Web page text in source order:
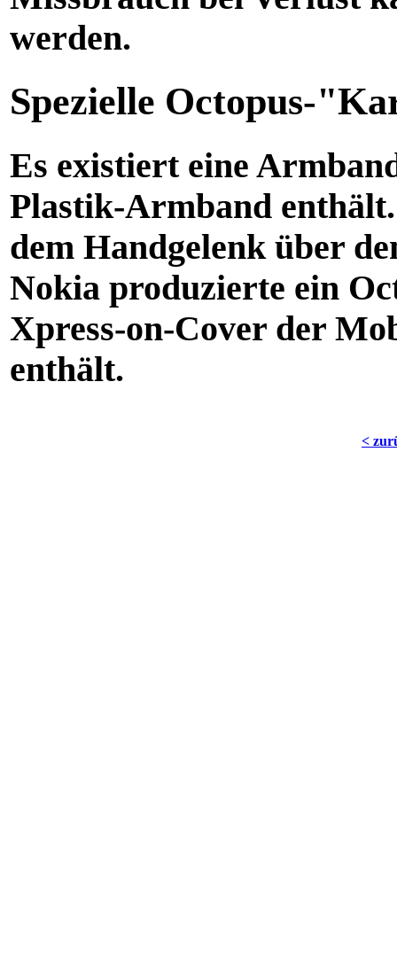
werden.
Spezielle Octopus-
Es existiert eine
Plastik-Armband
dem Handgelenk über
Nokia produzierte ein
Xpress-on-Cover der
enthält.
<